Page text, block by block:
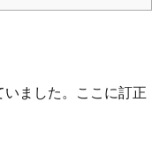
ました。ここに訂正